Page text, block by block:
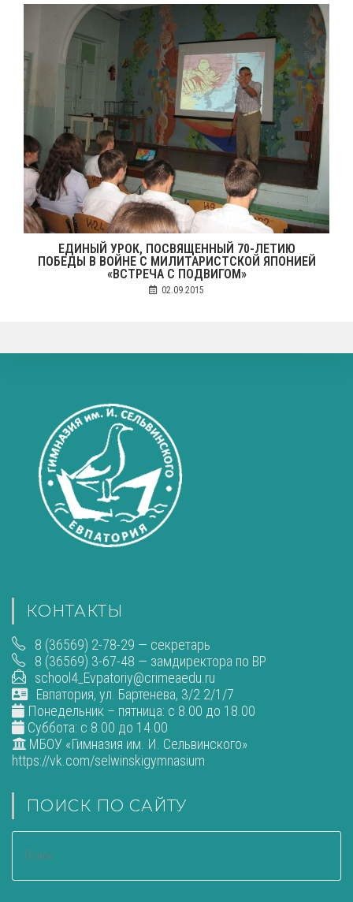
ЕДИНЫЙ УРОК, ПОСВЯЩЕННЫЙ 70-ЛЕТИЮ
ПОБЕДЫ В ВОЙНЕ С МИЛИТАРИСТСКОЙ ЯПОНИЕЙ
«ВСТРЕЧА С ПОДВИГОМ»
02.09.2015
КОНТАКТЫ
8 (36569) 2-78-29 — секретарь
8 (36569) 3-67-48 — замдиректора по ВР
school4_Evpatoriy@crimeaedu.ru
Евпатория, ул. Бартенева, 3/2 2/1/7
Понедельник – пятница: с 8.00 до 18.00
Суббота: с 8.00 до 14.00
МБОУ «Гимназия им. И. Сельвинского»
https://vk.com/selwinskigymnasium
ПОИСК ПО САЙТУ